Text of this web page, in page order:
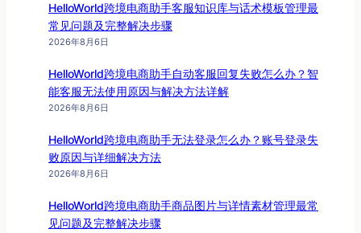
HelloWorld跨境电商助手客服知识库与话术模板管理最
常见问题及完整解决步骤
2026年8月6日
HelloWorld跨境电商助手自动客服回复失败怎么办？智
能客服无法使用原因与解决方法详解
2026年8月6日
HelloWorld跨境电商助手无法登录怎么办？账号登录失
败原因与详细解决方法
2026年8月6日
HelloWorld跨境电商助手商品图片与详情素材管理最常
见问题及完整解决步骤